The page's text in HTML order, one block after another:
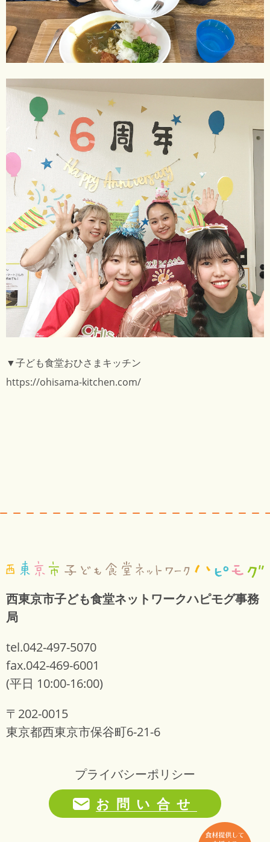
▼子ども食堂おひさまキッチン
https://ohisama-kitchen.com/
西東京市子ども食堂ネットワークハピモグ事務
局
tel.042-497-5070
fax.042-469-6001
(平日 10:00-16:00)
〒202-0015
東京都西東京市保谷町6-21-6
プライバシーポリシー
お問い合せ